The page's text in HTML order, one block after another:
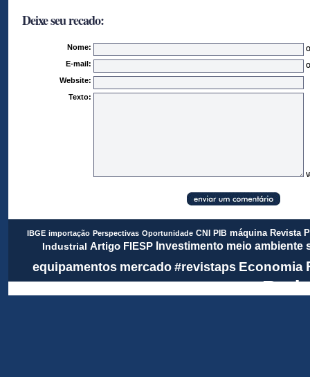
Deixe seu recado:
Nome:
E-mail:
Website:
Texto:
IBGE importação Perspectivas Oportunidade CNI PIB máquina Revista
Industrial Artigo FIESP Investimento meio ambiente
equipamentos mercado #revistaps Economia